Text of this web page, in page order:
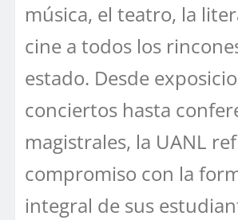
música, el teatro, la
cine a todos los
estado. Desde
conciertos hasta
magistrales, la UANL
compromiso con la
integral de sus